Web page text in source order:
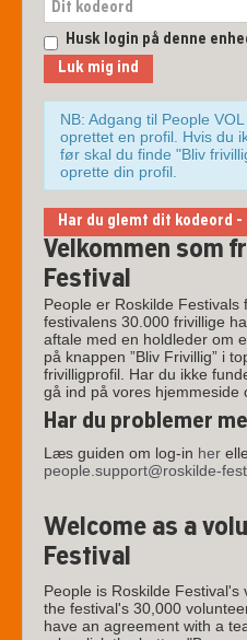
Husk login på denne
NB: Adgang til People
oprettet en profil. Hvis du
før skal du finde "Bliv
oprette din profil.
Har du glemt dit kodeord
Ny kode
Kan du ikke huske dit login
indtaste e-mail her:
E-mail
password skifte ske her:https://
BEMÆRK: Hotmail,
Microsoft mail-tjenester
den måtte hedde.
NOTE: Hotmail,
Velkommen som
Festival
People er Roskilde
festivalens 30.000 frivillige
aftale med en holdleder om
på knappen ”Bliv Frivillig” i
frivilligprofil. Har du ikke
gå ind på vores hjemmeside
Har du problemer
Læs guiden om log-in her
people.support@roskilde-
Welcome as a
Festival
People is Roskilde
the festival's 30,000
have an agreement with a